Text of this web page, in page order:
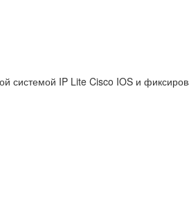
системой IP Lite Cisco IOS и